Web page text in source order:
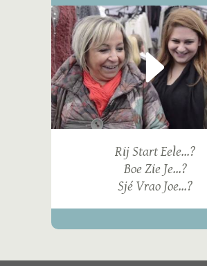
Rij Start Eele...?
Boe Zie Je...?
Sjé Vrao Joe...?